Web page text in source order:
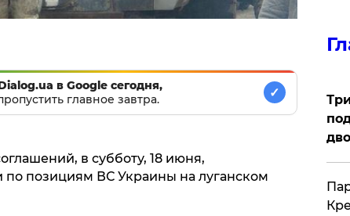
в Google сегодня,
главное завтра.
✓
в субботу, 18 июня,
позициям ВС Украины на луганском